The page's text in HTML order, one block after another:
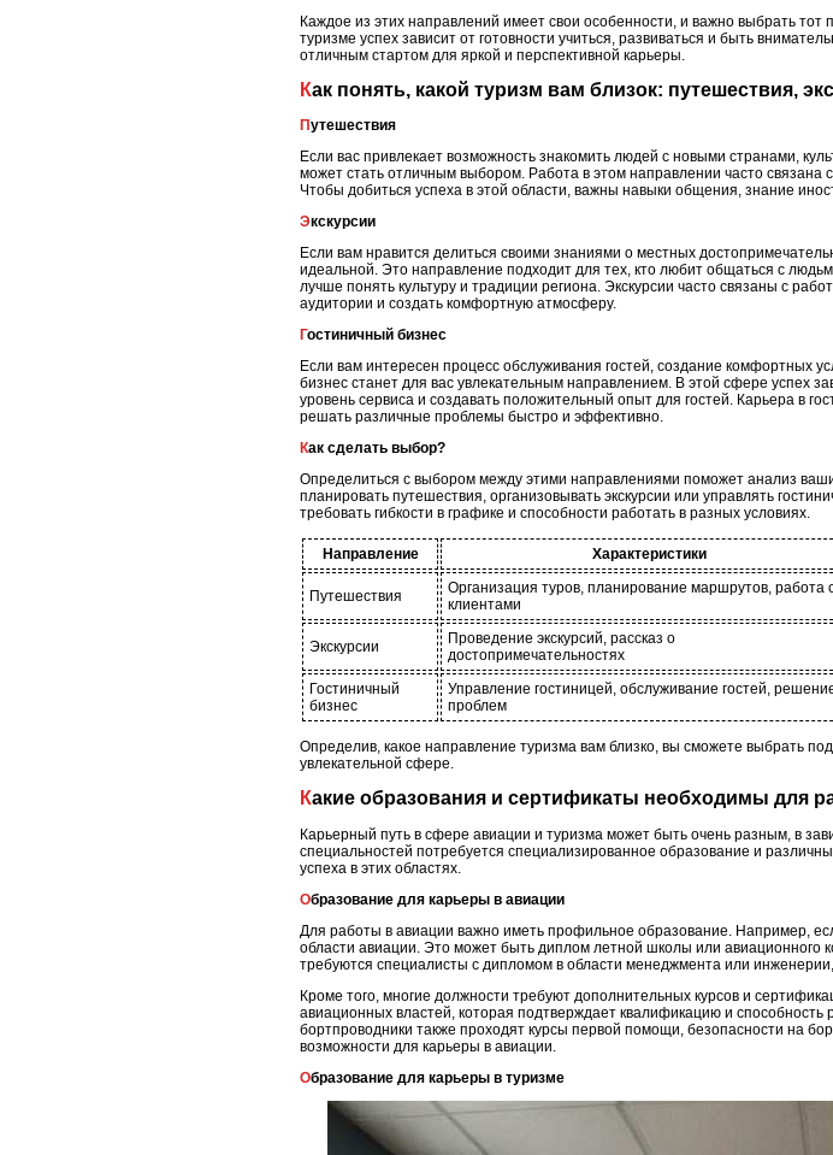
Каждое из этих направлений имеет свои особенности, и важно выбрать
туризме успех зависит от готовности учиться, развиваться и быть
отличным стартом для яркой и перспективной карьеры.
Как понять, какой туризм вам близок: путешествия,
Путешествия
Если вас привлекает возможность знакомить людей с новыми странами,
может стать отличным выбором. Работа в этом направлении часто
Чтобы добиться успеха в этой области, важны навыки общения, знание
Экскурсии
Если вам нравится делиться своими знаниями о местных
идеальной. Это направление подходит для тех, кто любит общаться с
лучше понять культуру и традиции региона. Экскурсии часто связаны с
аудитории и создать комфортную атмосферу.
Гостиничный бизнес
Если вам интересен процесс обслуживания гостей, создание комфортных
бизнес станет для вас увлекательным направлением. В этой сфере успех
уровень сервиса и создавать положительный опыт для гостей. Карьера в
решать различные проблемы быстро и эффективно.
Как сделать выбор?
Определиться с выбором между этими направлениями поможет анализ
планировать путешествия, организовывать экскурсии или управлять
требовать гибкости в графике и способности работать в разных условиях.
Направление Характеристики
Путешествия
Организация туров, планирование маршрутов, работа
клиентами
Экскурсии
Проведение экскурсий, рассказ о
достопримечательностях
Гостиничный
бизнес
Управление гостиницей, обслуживание гостей,
проблем
Определив, какое направление туризма вам близко, вы сможете выбрать
увлекательной сфере.
Какие образования и сертификаты необходимы для
Карьерный путь в сфере авиации и туризма может быть очень разным, в
специальностей потребуется специализированное образование и
успеха в этих областях.
Образование для карьеры в авиации
Для работы в авиации важно иметь профильное образование. Например,
области авиации. Это может быть диплом летной школы или авиационного
требуются специалисты с дипломом в области менеджмента или инженерии,
Кроме того, многие должности требуют дополнительных курсов и
авиационных властей, которая подтверждает квалификацию и
бортпроводники также проходят курсы первой помощи, безопасности на
возможности для карьеры в авиации.
Образование для карьеры в туризме